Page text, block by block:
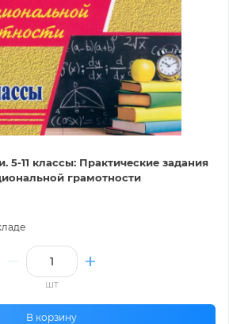
5-11 классы: Практические задания
грамотности
шт
В корзину